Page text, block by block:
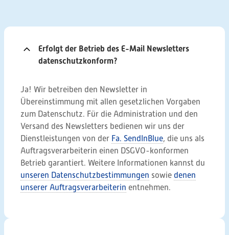
Erfolgt der Betrieb des E-Mail Newsletters
datenschutzkonform?
Ja! Wir betreiben den Newsletter in
Übereinstimmung mit allen gesetzlichen Vorgaben
zum Datenschutz. Für die Administration und den
Versand des Newsletters bedienen wir uns der
Dienstleistungen von der Fa. SendInBlue, die uns als
Auftragsverarbeiterin einen DSGVO-konformen
Betrieb garantiert. Weitere Informationen kannst du
unseren Datenschutzbestimmungen sowie denen
unserer Auftragsverarbeiterin entnehmen.